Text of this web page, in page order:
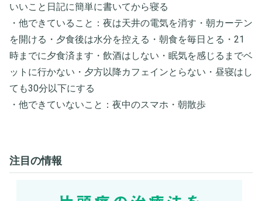
いいこと日記に簡単に書いてから寝る
・他できていること：夜は天井の電気を消す・朝カーテン
を開ける・夕食後は水分を控える・朝食を毎日とる・21
時までに夕食済ます・飲酒はしない・眠気を感じるまでベ
ットに行かない・夕方以降カフェインとらない・昼寝はし
ても30分以下にする
・他できていないこと：夜中のスマホ・朝散歩
注目の情報